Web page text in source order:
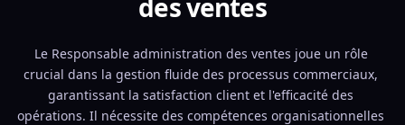
des ventes
Le Responsable administration des ventes joue un rôle
crucial dans la gestion fluide des processus commerciaux,
garantissant la satisfaction client et l'efficacité des
opérations. Il nécessite des compétences organisationnelles